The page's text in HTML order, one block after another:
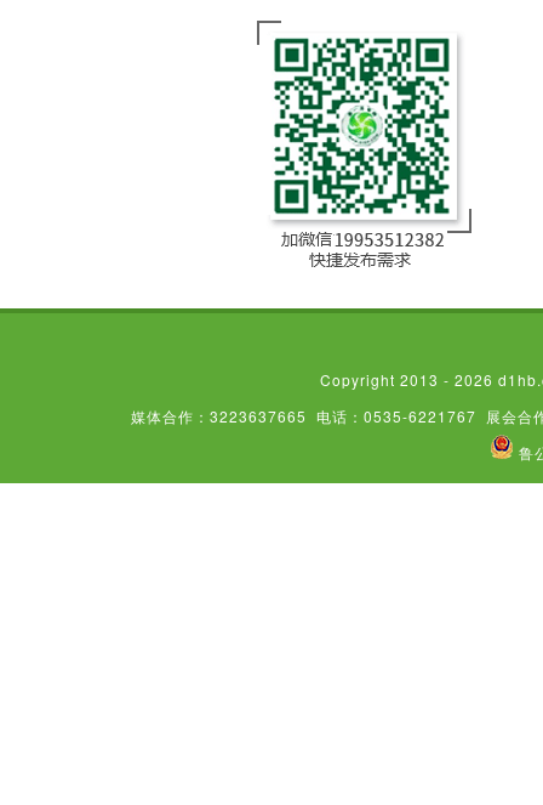
Copyright 2013 - 2026
媒体合作：3223637665
电话：0535-6221767 展会合
鲁